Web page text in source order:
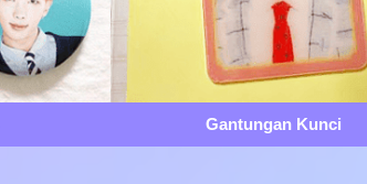
Gantungan Kunci